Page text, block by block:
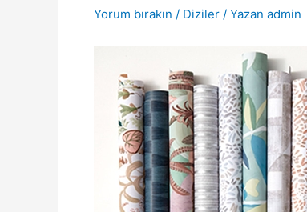
Yorum bırakın / Diziler / Yazan admin